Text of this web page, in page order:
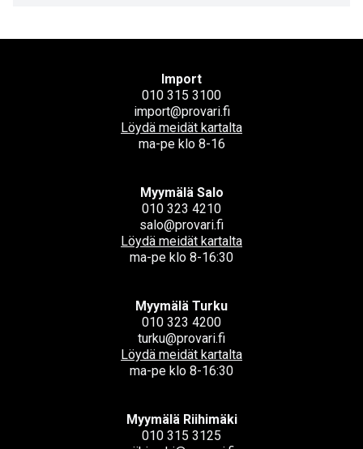
Import
010 315 3100
import@provari.fi
Löydä meidät kartalta
ma-pe klo 8-16
Myymälä Salo
010 323 4210
salo@provari.fi
Löydä meidät kartalta
ma-pe klo 8-16:30
Myymälä Turku
010 323 4200
turku@provari.fi
Löydä meidät kartalta
ma-pe klo 8-16:30
Myymälä Riihimäki
010 315 3125